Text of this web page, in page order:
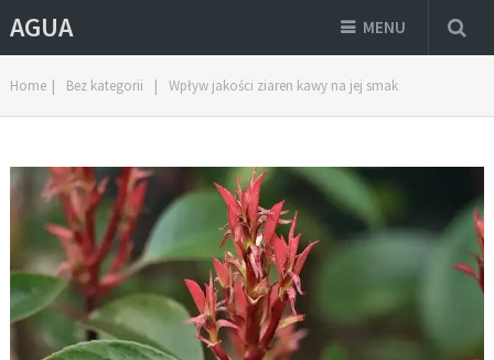
AGUA MENU
Home | Bez kategorii | Wpływ jakości ziaren kawy na jej smak